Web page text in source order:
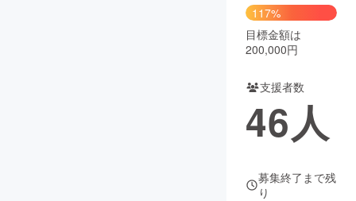
CAMPFIRE Creation
コミュニティ
117%
目標金額は
200,000円
支援者数
46人
募集終了まで残
り